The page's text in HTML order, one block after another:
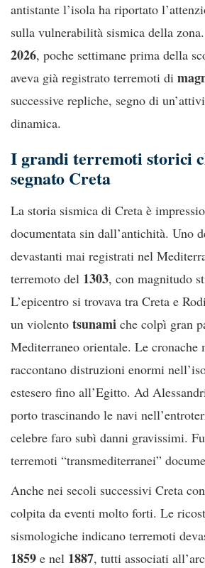
antistante l’isola ha riportato
sulla vulnerabilità sismica della
2026, poche settimane prima della
aveva già registrato terremoti di
successive repliche, segno di
dinamica.
I grandi terremoti storici
segnato Creta
La storia sismica di Creta è
documentata sin dall’antichità. Uno
devastanti mai registrati nel
terremoto del 1303, con magnitudo
L’epicentro si trovava tra Creta e
un violento tsunami che colpì gran
Mediterraneo orientale. Le cronache
raccontano distruzioni enormi
estesero fino all’Egitto. Ad
porto trascinando le navi
celebre faro subì danni gravissimi.
terremoti “transmediterranei”
Anche nei secoli successivi Creta
colpita da eventi molto forti. Le
sismologiche indicano terremoti
1859 e nel 1887, tutti associati